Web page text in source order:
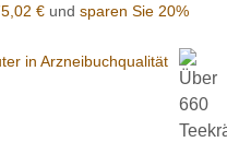
€ und sparen Sie 20%
in Arzneibuchqualität